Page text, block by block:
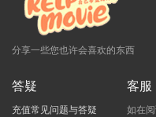
分享一些您也许会喜欢的东西
答疑
充值常见问题与答疑
客服
如在